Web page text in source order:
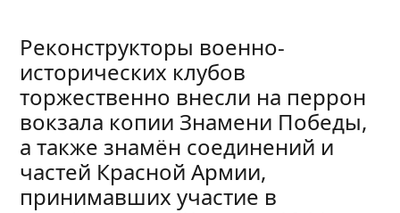
Реконструкторы военно-
исторических клубов
торжественно внесли на перрон
вокзала копии Знамени Победы,
а также знамён соединений и
частей Красной Армии,
принимавших участие в